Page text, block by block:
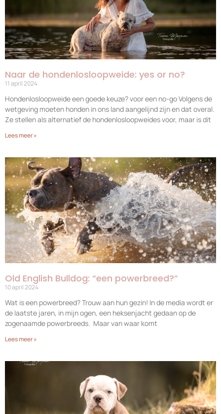
Naar de hondenlosloopweide: yes or no?
11 april 2024
Hondenlosloopweide een goede keuze? voor een no-go Volgens de
wetgeving moeten honden in ons land aangelijnd zijn en dat overal.
Ze stellen als alternatief de hondenlosloopweides voor, maar is dit
Lees meer »
Old English Bulldog: “een powerbreed?”
10 april 2024
Wat is een powerbreed? Trouw aan hun gezin! In de media wordt er
de laatste jaren, in mijn ogen, een heksenjacht gedaan op de
zogenaamde powerbreeds. Maar van waar komt
Lees meer »